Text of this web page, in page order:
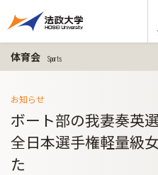
体育会 Sports
お知らせ
ボート部の我妻奏英
全日本選手権軽量級
た